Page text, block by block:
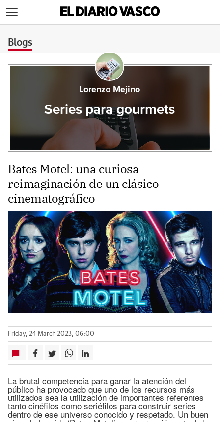
Blogs
Lorenzo Mejino
Series para gourmets
Bates Motel: una curiosa
reimaginación de un clásico
cinematográfico
Friday, 24 March 2023, 06:00
La brutal competencia para ganar la atención del
público ha provocado que uno de los recursos más
utilizados sea la utilización de importantes referentes
tanto cinéfilos como seriéfilos para construir series
dentro de ese universo conocido y respetado. Un buen